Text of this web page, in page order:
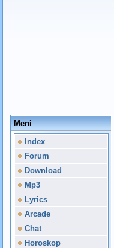
Meni
Index
Forum
Download
Mp3
Lyrics
Arcade
Chat
Horoskop